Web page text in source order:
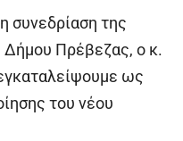
συνεδρίαση της
Δήμου Πρέβεζας, ο κ.
ως
του νέου